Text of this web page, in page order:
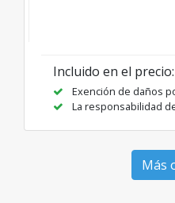
Incluido en el precio:
Exención de daños
La responsabilidad
Más